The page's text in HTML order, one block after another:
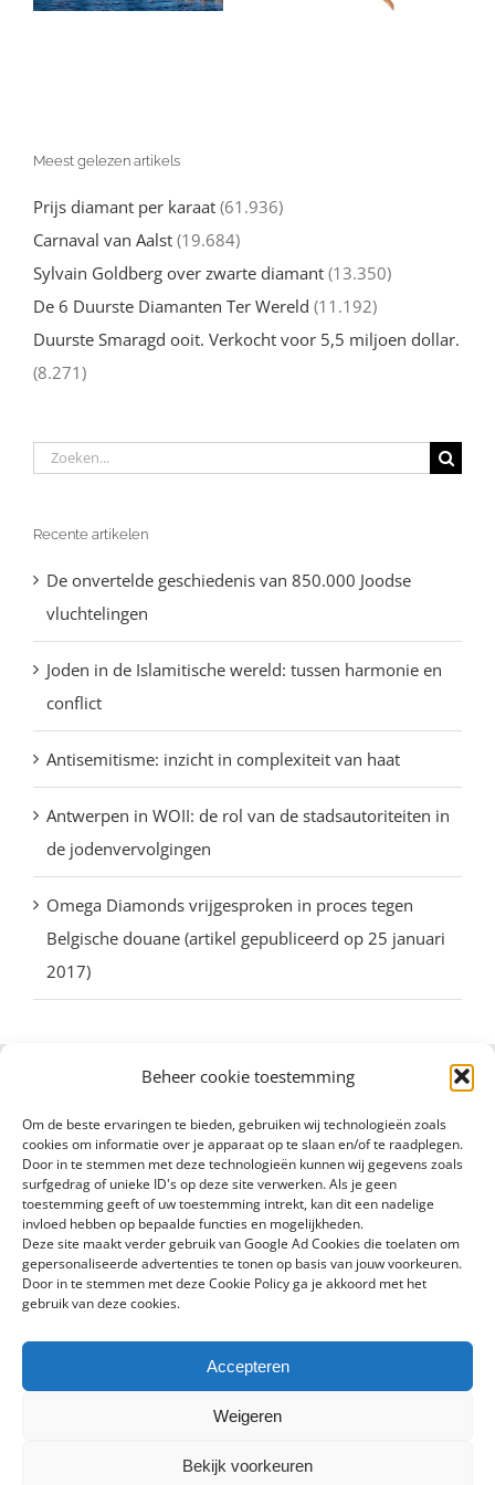
Beheer cookie toestemming
Om de beste ervaringen te bieden, gebruiken wij technologieën zoals
cookies om informatie over je apparaat op te slaan en/of te raadplegen.
Door in te stemmen met deze technologieën kunnen wij gegevens zoals
surfgedrag of unieke ID's op deze site verwerken. Als je geen
toestemming geeft of uw toestemming intrekt, kan dit een nadelige
invloed hebben op bepaalde functies en mogelijkheden.
Deze site maakt verder gebruik van Google Ad Cookies die toelaten om
gepersonaliseerde advertenties te tonen op basis van jouw voorkeuren.
Door in te stemmen met deze Cookie Policy ga je akkoord met het
gebruik van deze cookies.
Accepteren
Weigeren
Bekijk voorkeuren
(deel 1)
Woman Gal
Meest gelezen artikels
Prijs diamant per karaat (61.936)
Carnaval van Aalst (19.684)
Sylvain Goldberg over zwarte diamant (13.350)
De 6 Duurste Diamanten Ter Wereld (11.192)
Duurste Smaragd ooit. Verkocht voor 5,5 miljoen dollar.
(8.271)
Zoeken
Recente artikelen
De onvertelde geschiedenis van 850.000 Joodse
vluchtelingen
Joden in de Islamitische wereld: tussen harmonie en
conflict
Antisemitisme: inzicht in complexiteit van haat
Antwerpen in WOII: de rol van de stadsautoriteiten in
de jodenvervolgingen
Omega Diamonds vrijgesproken in proces tegen
Belgische douane (artikel gepubliceerd op 25 januari
2017)
Copyright 2016 - 2024 Sylvain Goldberg | All Rights Reserved |